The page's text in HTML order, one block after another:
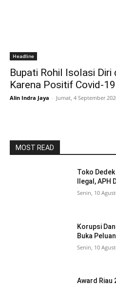
Headline
Bupati Rohil Isolasi Diri
Karena Positif Covid-19
Alin Indra Jaya - Jumat, 4 September
MOST READ
Toko
Ilegal, APH
Senin, 10
Korupsi
Buka
Senin, 10
Award Riau